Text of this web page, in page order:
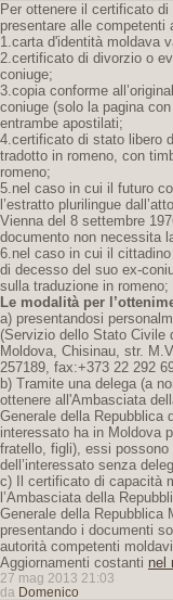
Per ottenere il certificato
presentare alle competenti
1.carta d'identità moldava
2.certificato di divorzio o
coniuge;
3.copia conforme
coniuge (solo la pagina
entrambe apostilati;
4.certificato di stato libero
tradotto in romeno, con
romeno;
5.nel caso in cui il futuro
l’estratto plurilingue
Vienna del 8 settembre
documento non necessita
6.nel caso in cui il
di decesso del suo ex-
sulla traduzione in romeno;
Le modalità per
a) presentandosi
(Servizio dello Stato Civile
Moldova, Chisinau, str.
257189, fax:+373 22 292
b) Tramite una delega (a
ottenere all'Ambasciata
Generale della Repubblica
interessato ha in Moldova
fratello, figli), essi
dell’interessato senza
c) Il certificato di capacità
l’Ambasciata della
Generale della Repubblica
presentando i documenti
autorità competenti
Aggiornamenti costanti nel
27 mag 2013 21:03
da Domenico